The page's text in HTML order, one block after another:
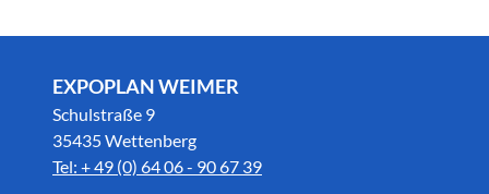
EXPOPLAN WEIMER
Schulstraße 9
35435 Wettenberg
Tel: + 49 (0) 64 06 - 90 67 39